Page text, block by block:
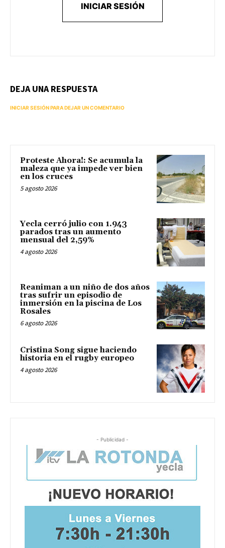
INICIAR SESIÓN
DEJA UNA RESPUESTA
INICIAR SESIÓN PARA DEJAR UN COMENTARIO
Proteste Ahora!: Se acumula la
maleza que ya impede ver bien
en los cruces
5 agosto 2026
Yecla cerró julio con 1.943
parados tras un aumento
mensual del 2,59%
4 agosto 2026
Reaniman a un niño de dos años
tras sufrir un episodio de
inmersión en la piscina de Los
Rosales
6 agosto 2026
Cristina Song sigue haciendo
historia en el rugby europeo
4 agosto 2026
- Publicidad -